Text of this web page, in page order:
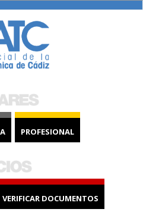
PROFESIONAL
VERIFICAR DOCUMENTOS